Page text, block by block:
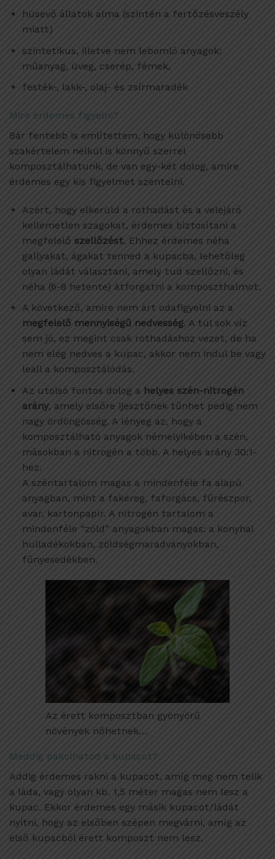
húsevő állatok alma (szintén a fertőzésveszély
miatt)
szintetikus, illetve nem lebomló anyagok:
műanyag, üveg, cserép, fémek,
festék-, lakk-, olaj- és zsírmaradék
Mire érdemes figyelni?
Bár fentebb is említettem, hogy különösebb
szakértelem nélkül is könnyű szerrel
komposztálhatunk, de van egy-két dolog, amire
érdemes egy kis figyelmet szentelni.
Azért, hogy elkerüld a rothadást és a velejáró
kellemetlen szagokat, érdemes biztosítani a
megfelelő szellőzést. Ehhez érdemes néha
gallyakat, ágakat tenned a kupacba, lehetőleg
olyan ládát választani, amely tud szellőzni, és
néha (6-8 hetente) átforgatni a komposzthalmot.
A következő, amire nem árt odafigyelni az a
megfelelő mennyiségű nedvesség. A túl sok víz
sem jó, ez megint csak rothadáshoz vezet, de ha
nem elég nedves a kupac, akkor nem indul be vagy
leáll a komposztálódás.
Az utolsó fontos dolog a helyes szén-nitrogén
arány, amely elsőre ijesztőnek tűnhet pedig nem
nagy ördöngösség. A lényeg az, hogy a
komposztálható anyagok némelyikében a szén,
másokban a nitrogén a több. A helyes arány 30:1-
hez.
A széntartalom magas a mindenféle fa alapú
anyagban, mint a fakéreg, faforgács, fűrészpor,
avar, kartonpapír. A nitrogén tartalom a
mindenféle “zöld” anyagokban magas: a konyhai
hulladékokban, zöldségmaradványokban,
fűnyesedékben.
Az érett komposztban gyönyörű
növények nőhetnek…
Meddig pakolhatod a kupacot?
Addig érdemes rakni a kupacot, amíg meg nem telik
a láda, vagy olyan kb. 1,5 méter magas nem lesz a
kupac. Ekkor érdemes egy másik kupacot/ládát
nyitni, hogy az elsőben szépen megvárni, amíg az
első kupacból érett komposzt nem lesz.